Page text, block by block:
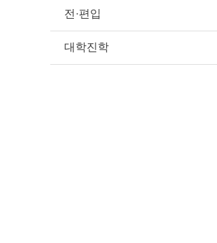
전·편입
대학진학